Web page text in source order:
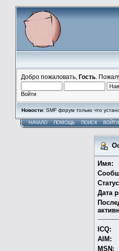
Добро пожаловать, Гость .
Войти
Новости: SMF форум только что
НАЧАЛО ПОМОЩЬ ПОИСК ВОЙТИ
Имя:
Дата
ICQ:
AIM:
MSN: